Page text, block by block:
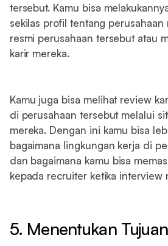
tersebut. Kamu bisa
sekilas profil tentang
resmi perusahaan tersebut atau
karir mereka.
Kamu juga bisa melihat review
di perusahaan tersebut melalui
mereka. Dengan ini kamu bisa
bagaimana lingkungan kerja di
dan bagaimana kamu bisa
kepada recruiter ketika interview
5. Menentukan